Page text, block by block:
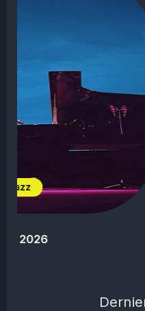
Films
Films de requins :